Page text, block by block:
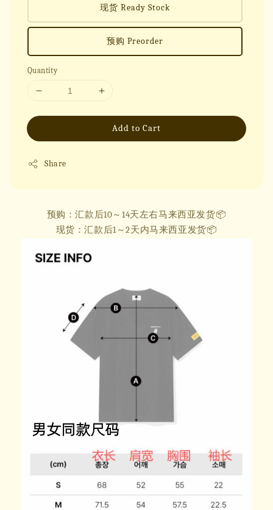
现货 Ready Stock
预购 Preorder
Quantity
Add to Cart
Share
预购：汇款后10～14天左右马来西亚发货📦
现货：汇款后1～2天内马来西亚发货📦